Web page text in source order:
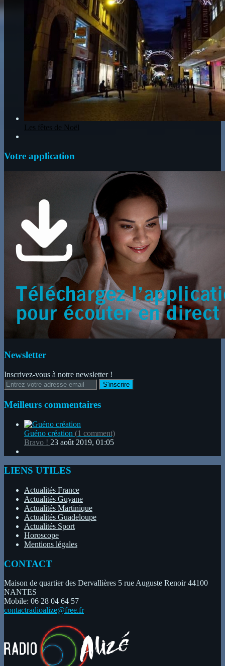
Les fêtes de Noël
Votre application
Newsletter
Inscrivez-vous à notre newsletter !
Meilleurs commentaires
Guéno création (1 comment)
Bravo ! 23 août 2019, 01:05
LIENS UTILES
Actualités France
Actualités Guyane
Actualités Martinique
Actualités Guadeloupe
Actualités Sport
Horoscope
Mentions légales
CONTACT
Maison de quartier des Dervallières 5 rue Auguste Renoir 44100
NANTES
Mobile: 06 28 04 64 57
contactradioalize@free.fr